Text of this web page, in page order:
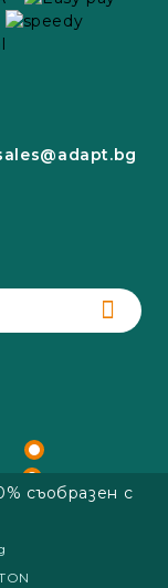
съобразен с